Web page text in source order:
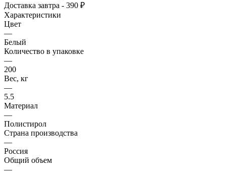
Доставка завтра - 390 ₽
Характеристики
Цвет
—
Белый
Количество в упаковке
—
200
Вес, кг
—
5.5
Материал
—
Полистирол
Страна производства
—
Россия
Общий объем
—